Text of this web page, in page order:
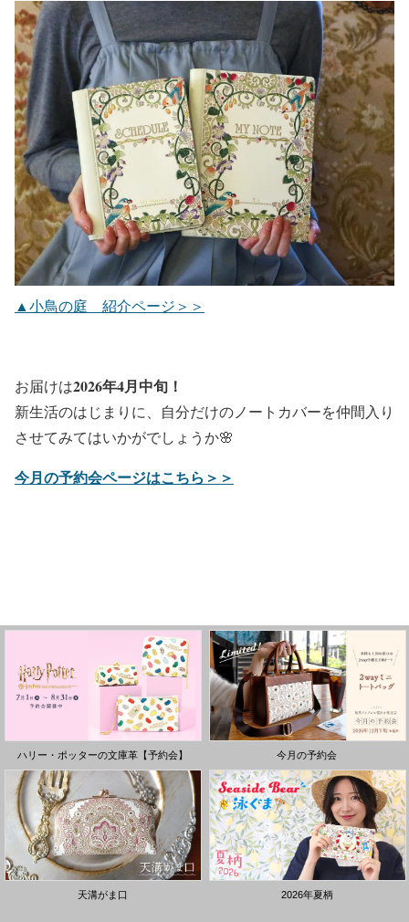
▲小鳥の庭 紹介ページ＞＞
お届けは2026年4月中旬！
新生活のはじまりに、自分だけのノートカバーを仲間入り
させてみてはいかがでしょうか🌸
今月の予約会ページはこちら＞＞